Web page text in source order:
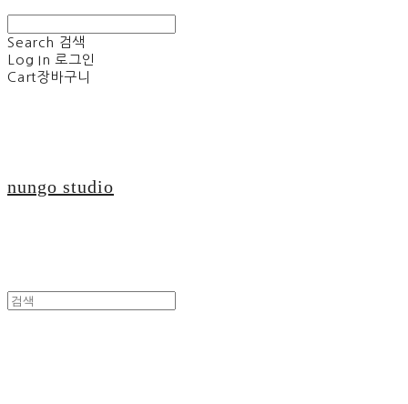
Search 검색
Log In 로그인
Cart장바구니
nungo studio